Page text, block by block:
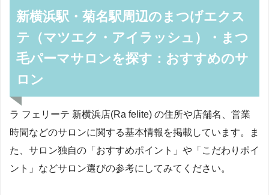
新横浜駅・菊名駅周辺のまつげエクス
テ（マツエク・アイラッシュ）・まつ
毛パーマサロンを探す：おすすめのサ
ロン
ラ フェリーテ 新横浜店(Ra felite) の住所や店舗名、営業
時間などのサロンに関する基本情報を掲載しています。ま
た、サロン独自の「おすすめポイント」や「こだわりポイ
ント」などサロン選びの参考にしてみてください。